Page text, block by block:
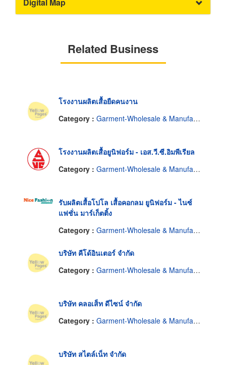
Digital Map
Related Business
โรงงานผลิตเสื้อยืดคนงาน
Category : Garment-Wholesale & Manufacturers
โรงงานผลิตเสื้อยูนิฟอร์ม - เอส.วี.ซี.อิมพีเรียล
Category : Garment-Wholesale & Manufacturers
รับผลิตเสื้อโปโล เสื้อคอกลม ยูนิฟอร์ม - ไนซ์
แฟชั่น มาร์เก็ตติ้ง
Category : Garment-Wholesale & Manufacturers
บริษัท คีโด้อินเตอร์ จำกัด
Category : Garment-Wholesale & Manufacturers
บริษัท คลอเส็ท ดีไซน์ จำกัด
Category : Garment-Wholesale & Manufacturers
บริษัท สไตล์เน็ท จำกัด